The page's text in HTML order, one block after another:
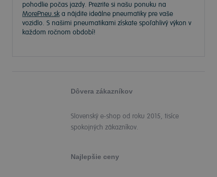
pohodlie počas jazdy. Prezrite si našu ponuku na
MorePneu.ska nájdite ideálne pneumatiky pre vaše
vozidlo. S našimi pneumatikami získate spoľahlivý výkon v
každom ročnom období!
Dôvera zákazníkov
Slovenský e-shop od roku 2015, tisíce
spokojných zákazníkov.
Najlepšie ceny